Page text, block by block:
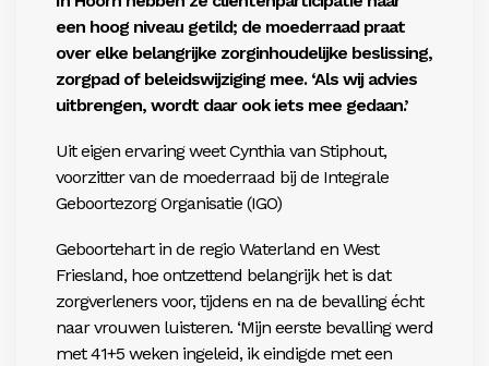
een hoog niveau getild; de moederraad praat
over elke belangrijke zorginhoudelijke beslissing,
zorgpad of beleidswijziging mee. ‘Als wij advies
uitbrengen, wordt daar ook iets mee gedaan.’
Uit eigen ervaring weet Cynthia van Stiphout,
voorzitter van de moederraad bij de Integrale
Geboortezorg Organisatie (IGO)
Geboortehart in de regio Waterland en West
Friesland, hoe ontzettend belangrijk het is dat
zorgverleners voor, tijdens en na de bevalling écht
naar vrouwen luisteren. ‘Mijn eerste bevalling werd
met 41+5 weken ingeleid, ik eindigde met een